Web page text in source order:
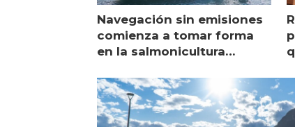
Navegación sin emisiones
comienza a tomar forma
en la salmonicultura